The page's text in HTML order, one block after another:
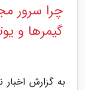
چرا سرور
گیمرها و
به گزارش اخبار